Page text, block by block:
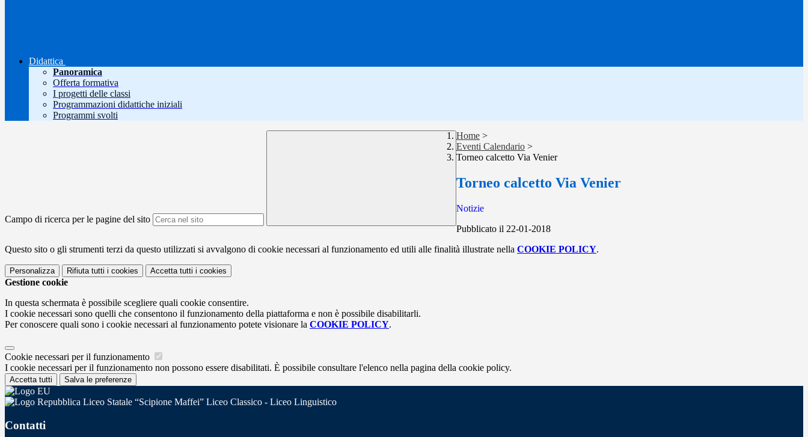
Didattica
Panoramica
Offerta formativa
I progetti delle classi
Programmazioni didattiche iniziali
Programmi svolti
Campo di ricerca per le pagine del sito
Home >
Eventi Calendario >
Torneo calcetto Via Venier
Torneo calcetto Via Venier
Notizie
Pubblicato il 22-01-2018
Questo sito o gli strumenti terzi da questo utilizzati si avvalgono di cookie necessari al funzionamento ed utili alle finalità illustrate nella COOKIE POLICY.
Personalizza Rifiuta tutti i cookies Accetta tutti i cookies
Gestione cookie
In questa schermata è possibile scegliere quali cookie consentire.
I cookie necessari sono quelli che consentono il funzionamento della piattaforma e non è possibile disabilitarli.
Per conoscere quali sono i cookie necessari al funzionamento potete visionare la COOKIE POLICY.
Cookie necessari per il funzionamento
I cookie necessari per il funzionamento non possono essere disabilitati. È possibile consultare l'elenco nella pagina della cookie policy.
Accetta tutti Salva le preferenze
Liceo Statale “Scipione Maffei” Liceo Classico - Liceo Linguistico
Contatti